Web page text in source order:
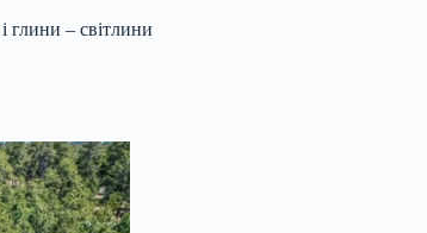
глини – світлини